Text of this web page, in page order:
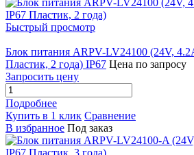
Быстрый просмотр
Блок питания ARPV-LV24100 (24V,
Пластик, 2 года) IP67 Цена по запросу
Запросить цену
Подробнее
Купить в 1 клик Сравнение
В избранное Под заказ